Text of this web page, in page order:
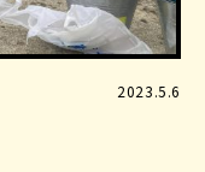
2023.5.6